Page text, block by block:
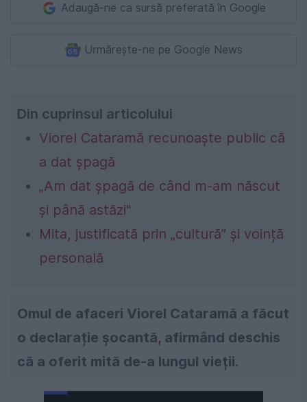
Adaugă-ne ca sursă preferată în Google
Urmărește-ne pe Google News
Din cuprinsul articolului
Viorel Cataramă recunoaște public că
a dat șpagă
„Am dat șpagă de când m-am născut
și până astăzi"
Mita, justificată prin „cultură” și voință
personală
Omul de afaceri Viorel Cataramă a făcut
o declarație șocantă, afirmând deschis
că a oferit mită de-a lungul vieții.